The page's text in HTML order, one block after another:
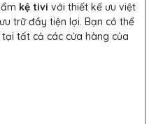
kệ tivi với thiết kế ưu việt
trữ đầy tiện lợi. Bạn có thể
tất cả các cửa hàng của